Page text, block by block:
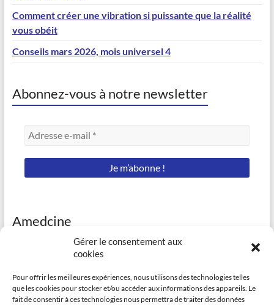
Gérer le consentement aux
cookies
Pour offrir les meilleures expériences, nous utilisons des technologies telles
que les cookies pour stocker et/ou accéder aux informations des appareils. Le
fait de consentir à ces technologies nous permettra de traiter des données
Comment créer une vibration si puissante que la réalité
vous obéit
Conseils mars 2026, mois universel 4
Abonnez-vous à notre newsletter
Amedcine
https://amedcine.com/